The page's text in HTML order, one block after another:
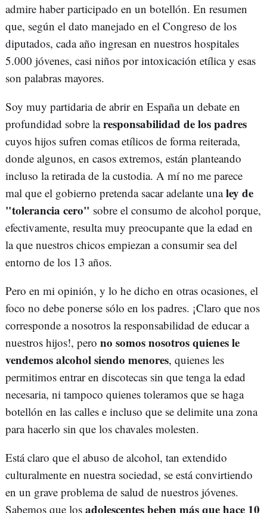
admire haber participado en un botellón. En resumen
que, según el dato manejado en el Congreso de los
diputados, cada año ingresan en nuestros hospitales
5.000 jóvenes, casi niños por intoxicación etílica y esas
son palabras mayores.
Soy muy partidaria de abrir en España un debate en
profundidad sobre laresponsabilidad de los padres
cuyos hijos sufren comas etílicos de forma reiterada,
donde algunos, en casos extremos, están planteando
incluso la retirada de la custodia. A mí no me parece
mal que el gobierno pretenda sacar adelante unaley de
"tolerancia cero" sobre el consumo de alcohol porque,
efectivamente, resulta muy preocupante que la edad en
la que nuestros chicos empiezan a consumir sea del
entorno de los 13 años.
Pero en mi opinión, y lo he dicho en otras ocasiones, el
foco no debe ponerse sólo en los padres. ¡Claro que nos
corresponde a nosotros la responsabilidad de educar a
nuestros hijos!, pero no somos nosotros quienes le
vendemos alcohol siendo menores, quienes les
permitimos entrar en discotecas sin que tenga la edad
necesaria, ni tampoco quienes toleramos que se haga
botellón en las calles e incluso que se delimite una zona
para hacerlo sin que los chavales molesten.
Está claro que el abuso de alcohol, tan extendido
culturalmente en nuestra sociedad, se está convirtiendo
en un grave problema de salud de nuestros jóvenes.
Sabemos que los adolescentes beben más que hace 10